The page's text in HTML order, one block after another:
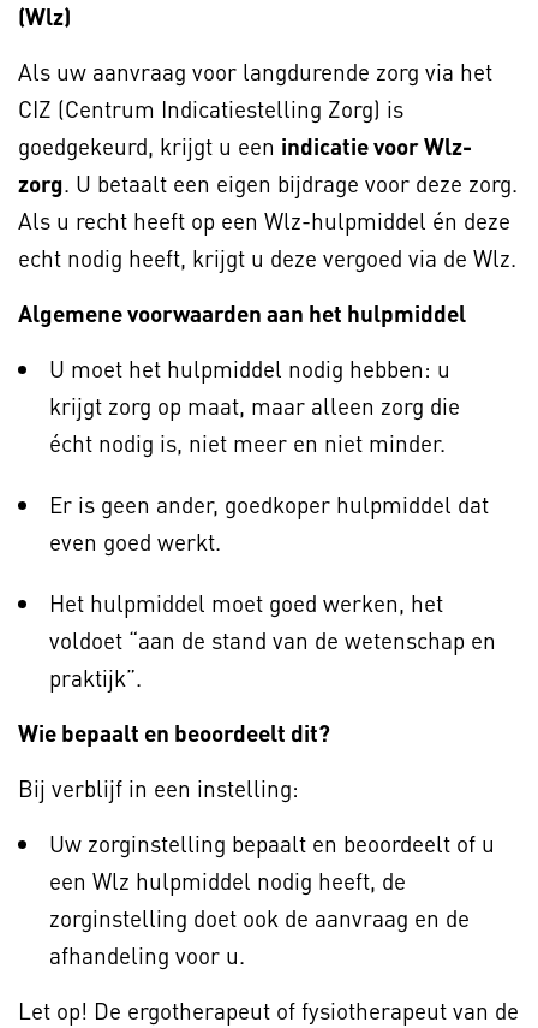
(Wlz)
Als uw aanvraag voor langdurende zorg via het
CIZ (Centrum Indicatiestelling Zorg) is
goedgekeurd, krijgt u een indicatie voor Wlz-
zorg. U betaalt een eigen bijdrage voor deze zorg.
Als u recht heeft op een Wlz-hulpmiddel én deze
echt nodig heeft, krijgt u deze vergoed via de Wlz.
Algemene voorwaarden aan het hulpmiddel
U moet het hulpmiddel nodig hebben: u
krijgt zorg op maat, maar alleen zorg die
écht nodig is, niet meer en niet minder.
Er is geen ander, goedkoper hulpmiddel dat
even goed werkt.
Het hulpmiddel moet goed werken, het
voldoet “aan de stand van de wetenschap en
praktijk”.
Wie bepaalt en beoordeelt dit?
Bij verblijf in een instelling:
Uw zorginstelling bepaalt en beoordeelt of u
een Wlz hulpmiddel nodig heeft, de
zorginstelling doet ook de aanvraag en de
afhandeling voor u.
Let op! De ergotherapeut of fysiotherapeut van de